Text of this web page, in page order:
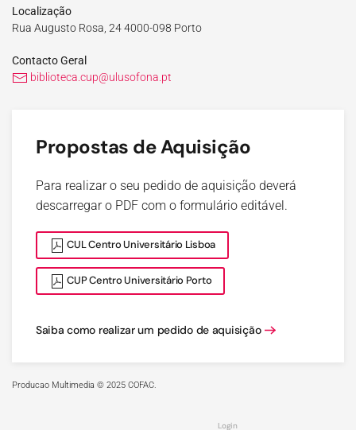
Localização
Rua Augusto Rosa, 24 4000-098 Porto
Contacto Geral
biblioteca.cup@ulusofona.pt
Propostas de Aquisição
Para realizar o seu pedido de aquisição deverá
descarregar o PDF com o formulário editável.
CUL Centro Universitário Lisboa
CUP Centro Universitário Porto
Saiba como realizar um pedido de aquisição
Producao Multimedia © 2025 COFAC.
Login